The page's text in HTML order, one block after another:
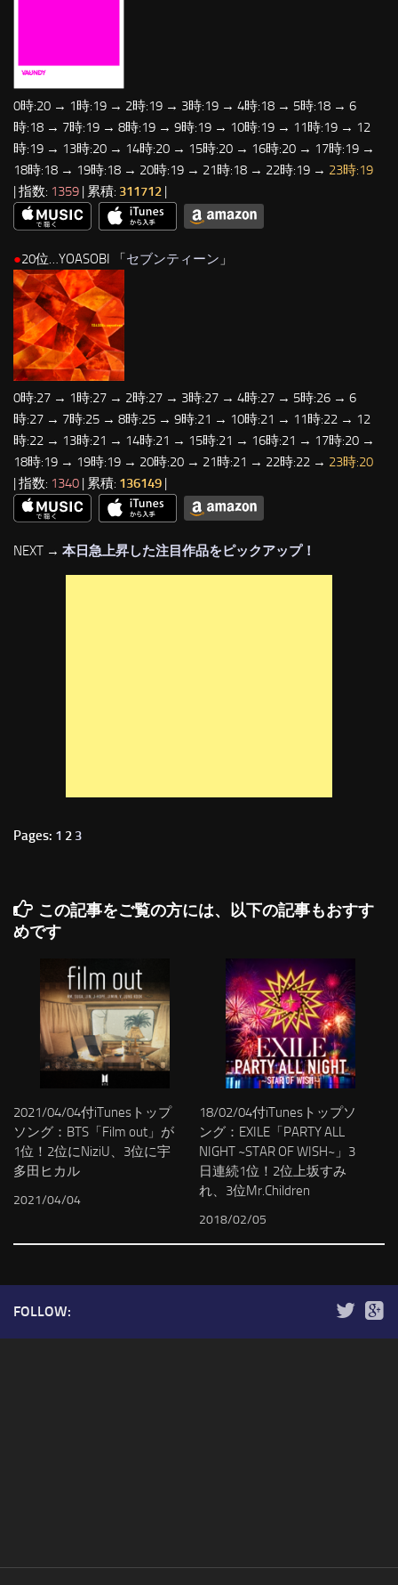
0時:20 → 1時:19 → 2時:19 → 3時:19 → 4時:18 → 5時:18 → 6
時:18 → 7時:19 → 8時:19 → 9時:19 → 10時:19 → 11時:19 → 12
時:19 → 13時:20 → 14時:20 → 15時:20 → 16時:20 → 17時:19 →
18時:18 → 19時:18 → 20時:19 → 21時:18 → 22時:19 → 23時:19
| 指数: 1359 | 累積: 311712 |
●20位…YOASOBI 「セブンティーン 」
0時:27 → 1時:27 → 2時:27 → 3時:27 → 4時:27 → 5時:26 → 6
時:27 → 7時:25 → 8時:25 → 9時:21 → 10時:21 → 11時:22 → 12
時:22 → 13時:21 → 14時:21 → 15時:21 → 16時:21 → 17時:20 →
18時:19 → 19時:19 → 20時:20 → 21時:21 → 22時:22 → 23時:20
| 指数: 1340 | 累積: 136149 |
NEXT → 本日急上昇した注目作品をピックアップ！
Pages: 1 2 3
この記事をご覧の方には、以下の記事もおすす
めです
2021/04/04付iTunesトップ
ソング：BTS「Film out」が
1位！2位にNiziU、3位に宇
多田ヒカル
2021/04/04
18/02/04付iTunesトップソ
ング：EXILE「PARTY ALL
NIGHT ~STAR OF WISH~」3
日連続1位！2位上坂すみ
れ、3位Mr.Children
2018/02/05
FOLLOW: